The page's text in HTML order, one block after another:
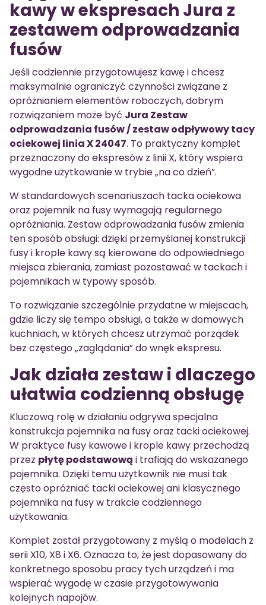
kawy w ekspresach Jura z
zestawem odprowadzania
fusów
Jeśli codziennie przygotowujesz kawę i chcesz
maksymalnie ograniczyć czynności związane z
opróżnianiem elementów roboczych, dobrym
rozwiązaniem może być Jura Zestaw
odprowadzania fusów / zestaw odpływowy tacy
ociekowej linia X 24047. To praktyczny komplet
przeznaczony do ekspresów z linii X, który wspiera
wygodne użytkowanie w trybie „na co dzień”.
W standardowych scenariuszach tacka ociekowa
oraz pojemnik na fusy wymagają regularnego
opróżniania. Zestaw odprowadzania fusów zmienia
ten sposób obsługi: dzięki przemyślanej konstrukcji
fusy i krople kawy są kierowane do odpowiedniego
miejsca zbierania, zamiast pozostawać w tackach i
pojemnikach w typowy sposób.
To rozwiązanie szczególnie przydatne w miejscach,
gdzie liczy się tempo obsługi, a także w domowych
kuchniach, w których chcesz utrzymać porządek
bez częstego „zaglądania” do wnęk ekspresu.
Jak działa zestaw i dlaczego
ułatwia codzienną obsługę
Kluczową rolę w działaniu odgrywa specjalna
konstrukcja pojemnika na fusy oraz tacki ociekowej.
W praktyce fusy kawowe i krople kawy przechodzą
przez płytę podstawową i trafiają do wskazanego
pojemnika. Dzięki temu użytkownik nie musi tak
często opróżniać tacki ociekowej ani klasycznego
pojemnika na fusy w trakcie codziennego
użytkowania.
Komplet został przygotowany z myślą o modelach z
serii X10, X8 i X6. Oznacza to, że jest dopasowany do
konkretnego sposobu pracy tych urządzeń i ma
wspierać wygodę w czasie przygotowywania
kolejnych napojów.